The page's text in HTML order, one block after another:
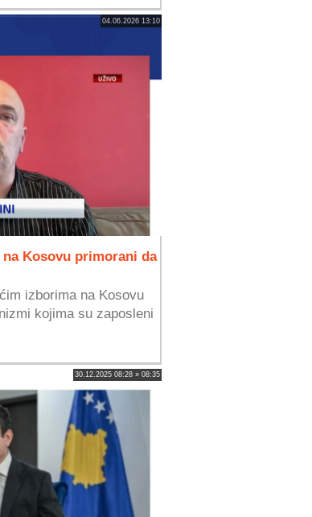
04.06.2026 13:10
Kosovu primorani da
izborima na Kosovu
kojima su zaposleni
30.12.2025 08:28 » 08:35